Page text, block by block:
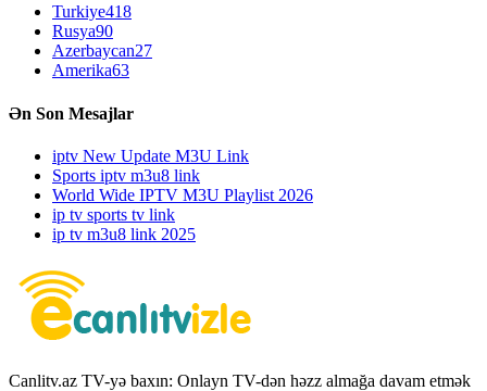
Turkiye418
Rusya90
Azerbaycan27
Amerika63
Ən Son Mesajlar
iptv New Update M3U Link
Sports iptv m3u8 link
World Wide IPTV M3U Playlist 2026
ip tv sports tv link
ip tv m3u8 link 2025
Canlitv.az TV-yə baxın: Onlayn TV-dən həzz almağa davam etmək